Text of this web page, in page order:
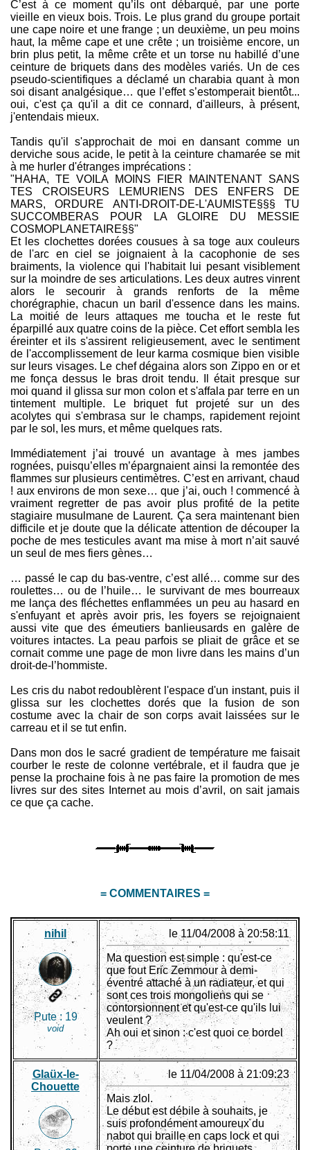
C’est à ce moment qu’ils ont débarqué, par une porte
vieille en vieux bois. Trois. Le plus grand du groupe portait
une cape noire et une frange ; un deuxième, un peu moins
haut, la même cape et une crête ; un troisième encore, un
brin plus petit, la même crête et un torse nu habillé d’une
ceinture de briquets dans des modèles variés. Un de ces
pseudo-scientifiques a déclamé un charabia quant à mon
soi disant analgésique… que l’effet s’estomperait bientôt...
oui, c'est ça qu'il a dit ce connard, d'ailleurs, à présent,
j'entendais mieux.
Tandis qu'il s'approchait de moi en dansant comme un
derviche sous acide, le petit à la ceinture chamarée se mit
à me hurler d'étranges imprécations :
"HAHA, TE VOILA MOINS FIER MAINTENANT SANS
TES CROISEURS LEMURIENS DES ENFERS DE
MARS, ORDURE ANTI-DROIT-DE-L'AUMISTE§§§ TU
SUCCOMBERAS POUR LA GLOIRE DU MESSIE
COSMOPLANETAIRE§§"
Et les clochettes dorées cousues à sa toge aux couleurs
de l'arc en ciel se joignaient à la cacophonie de ses
braiments, la violence qui l'habitait lui pesant visiblement
sur la moindre de ses articulations. Les deux autres vinrent
alors le secourir à grands renforts de la même
chorégraphie, chacun un baril d'essence dans les mains.
La moitié de leurs attaques me toucha et le reste fut
éparpillé aux quatre coins de la pièce. Cet effort sembla les
éreinter et ils s'assirent religieusement, avec le sentiment
de l'accomplissement de leur karma cosmique bien visible
sur leurs visages. Le chef dégaina alors son Zippo en or et
me fonça dessus le bras droit tendu. Il était presque sur
moi quand il glissa sur mon colon et s'affala par terre en un
tintement multiple. Le briquet fut projeté sur un des
acolytes qui s'embrasa sur le champs, rapidement rejoint
par le sol, les murs, et même quelques rats.
Immédiatement j’ai trouvé un avantage à mes jambes
rognées, puisqu’elles m’épargnaient ainsi la remontée des
flammes sur plusieurs centimètres. C’est en arrivant, chaud
! aux environs de mon sexe… que j’ai, ouch ! commencé à
vraiment regretter de pas avoir plus profité de la petite
stagiaire musulmane de Laurent. Ça sera maintenant bien
difficile et je doute que la délicate attention de découper la
poche de mes testicules avant ma mise à mort n’ait sauvé
un seul de mes fiers gènes…
… passé le cap du bas-ventre, c’est allé… comme sur des
roulettes… ou de l’huile… le survivant de mes bourreaux
me lança des fléchettes enflammées un peu au hasard en
s'enfuyant et après avoir pris, les foyers se rejoignaient
aussi vite que des émeutiers banlieusards en galère de
voitures intactes. La peau parfois se pliait de grâce et se
cornait comme une page de mon livre dans les mains d’un
droit-de-l’hommiste.
Les cris du nabot redoublèrent l'espace d'un instant, puis il
glissa sur les clochettes dorés que la fusion de son
costume avec la chair de son corps avait laissées sur le
carreau et il se tut enfin.
Dans mon dos le sacré gradient de température me faisait
courber le reste de colonne vertébrale, et il faudra que je
pense la prochaine fois à ne pas faire la promotion de mes
livres sur des sites Internet au mois d’avril, on sait jamais
ce que ça cache.
= COMMENTAIRES =
nihil
Pute : 19
void
le 11/04/2008 à 20:58:11
Ma question est simple : qu'est-ce
que fout Eric Zemmour à demi-
éventré attaché à un radiateur, et qui
sont ces trois mongoliens qui se
contorsionnent et qu'est-ce qu'ils lui
veulent ?
Ah oui et sinon : c'est quoi ce bordel
?
Glaüx-le-
Chouette
le 11/04/2008 à 21:09:23
Mais zlol.
Le début est débile à souhaits, je
suis profondément amoureux du
nabot qui braille en caps lock et qui